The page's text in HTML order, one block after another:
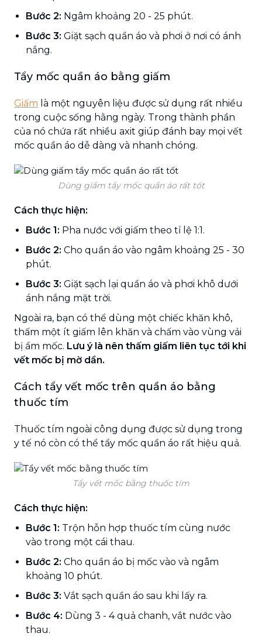
Bước 2: Ngâm khoảng 20 - 25 phút.
Bước 3: Giặt sạch quần áo và phơi ở nơi có ánh
nắng.
Tẩy mốc quần áo bằng giấm
Giấm là một nguyên liệu được sử dụng rất nhiều
trong cuộc sống hằng ngày. Trong thành phần
của nó chứa rất nhiều axit giúp đánh bay mọi vết
mốc quần áo dễ dàng và nhanh chóng.
Dùng giấm tẩy mốc quần áo rất tốt
Cách thực hiện:
Bước 1: Pha nước với giấm theo tỉ lệ 1:1.
Bước 2: Cho quần áo vào ngâm khoảng 25 - 30
phút.
Bước 3: Giặt sạch lại quần áo và phơi khô dưới
ánh nắng mặt trời.
Ngoài ra, bạn có thể dùng một chiếc khăn khô,
thấm một ít giấm lên khăn và chấm vào vùng vải
bị ẩm mốc. Lưu ý là nên thấm giấm liên tục tới khi
vết mốc bị mờ dần.
Cách tẩy vết mốc trên quần áo bằng
thuốc tím
Thuốc tím ngoài công dụng được sử dụng trong
y tế nó còn có thể tẩy mốc quần áo rất hiệu quả.
Tẩy vết mốc bằng thuốc tím
Cách thực hiện:
Bước 1: Trộn hỗn hợp thuốc tím cùng nước
vào trong một cái thau.
Bước 2: Cho quần áo bị mốc vào và ngâm
khoảng 10 phút.
Bước 3: Vắt sạch quần áo sau khi lấy ra.
Bước 4: Dùng 3 - 4 quả chanh, vắt nước vào
thau.